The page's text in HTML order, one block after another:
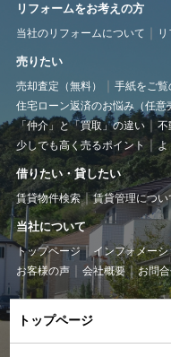
リフォームをお考えの方
当社のリフォームについて
売りたい
売却査定（無料） 手紙をご覧
住宅ローン返済のお悩み（任意
「仲介」と「買取」の違い
不
少しでも高く売るポイント
借りたい・貸したい
賃貸物件検索 賃貸管理につい
当社について
トップページ インフォメーシ
お客様の声
会社概要 お問
トップページ